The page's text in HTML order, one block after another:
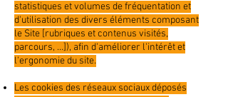
statistiques et volumes de fréquentation et
d'utilisation des divers éléments composant
le Site [rubriques et contenus visités,
parcours, …]), afin d'améliorer l'intérêt et
l'ergonomie du site.
Les cookies des réseaux sociaux déposés